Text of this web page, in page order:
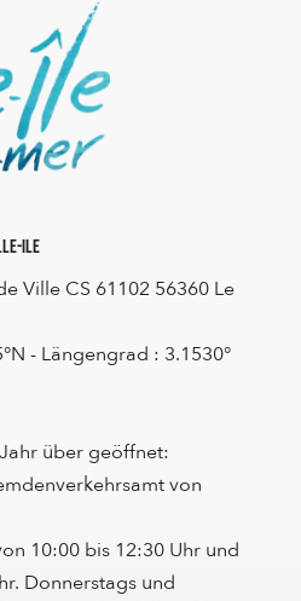
Ile
Ville CS 61102 56360 Le
- Längengrad : 3.1530°
über geöffnet:
von
10:00 bis 12:30 Uhr und
Donnerstags und